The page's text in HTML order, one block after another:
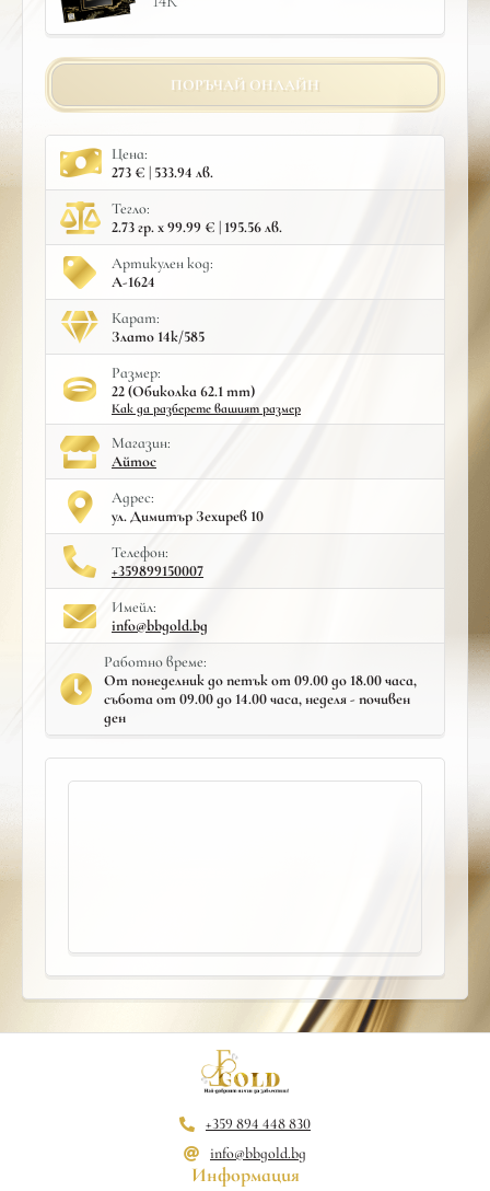
ПОРЪЧАЙ ОНЛАЙН
Цена:
273 € | 533.94 лв.
Тегло:
2.73 гр. x 99.99 € | 195.56 лв.
Артикулен код:
A-1624
Карат:
Злато 14к/585
Размер:
22 (Обиколка 62.1 mm)
Как да разберете вашият размер
Mагазин:
Айтос
Адрес:
ул. Димитър Зехирев 10
Телефон:
+359899150007
Имейл:
info@bbgold.bg
Работно време:
От понеделник до петък от 09.00 до 18.00 часа,
събота от 09.00 до 14.00 часа, неделя - почивен
ден
+359 894 448 830
info@bbgold.bg
Информация